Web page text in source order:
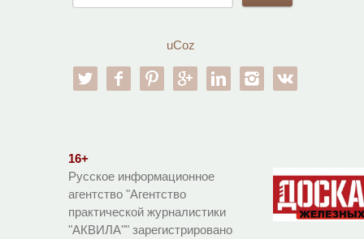
uCoz
twitter facebookpinterestgoogle-pllinkedin instagram
16+
Русское информационное
агентство "Агентство
практической журналистики
"АКВИЛА"" зарегистрировано